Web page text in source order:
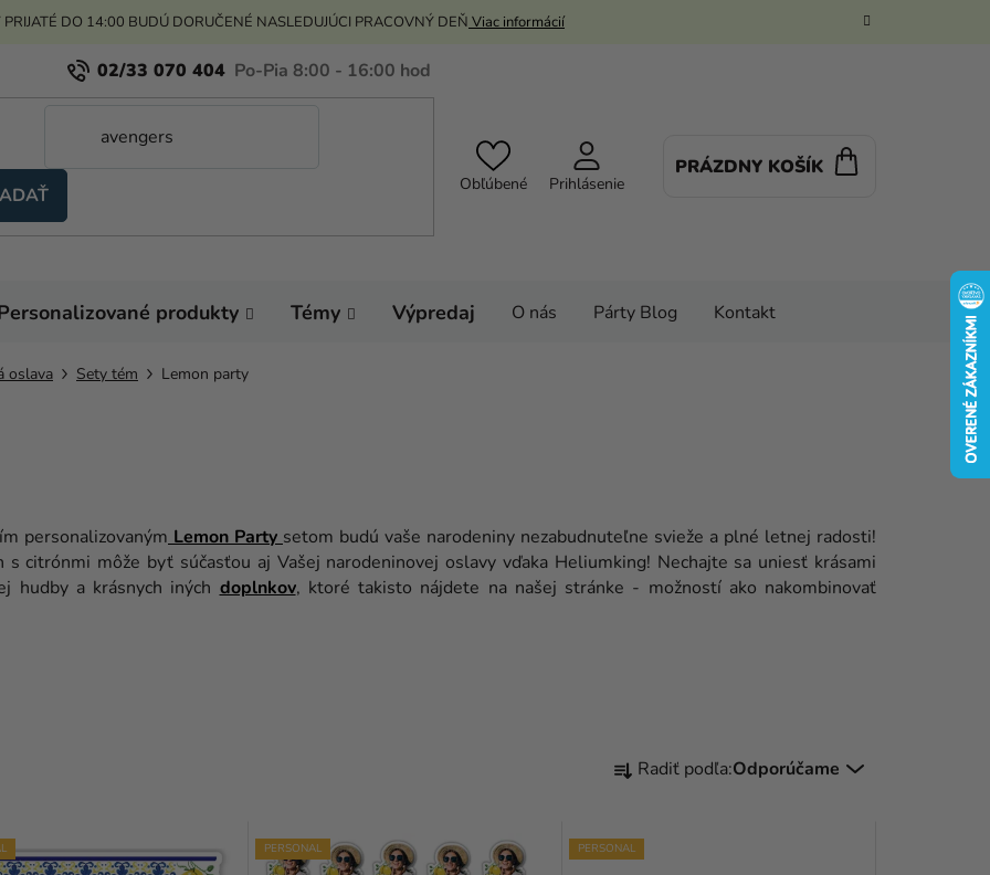
PRIJATÉ DO 14:00 BUDÚ DORUČENÉ NASLEDUJÚCI PRACOVNÝ DEŇ Viac informácií
02/33 070 404
Obľúbené Prihlásenie
PRÁZDNY KOŠÍK
produkty Témy Výpredaj O nás Párty Blog Kontakt
oslava Sety tém Lemon party
personalizovaným Lemon Party setom budú vaše narodeniny nezabudnuteľne svieže a plné letnej radosti!
citrónmi môže byť súčasťou aj Vašej narodeninovej oslavy vďaka Heliumking! Nechajte sa uniesť krásami
hudby a krásnych iných doplnkov, ktoré takisto nájdete na našej stránke - možností ako nakombinovať
R
D
Radiť podľa:Odporúčame
PERSONAL PERSONAL